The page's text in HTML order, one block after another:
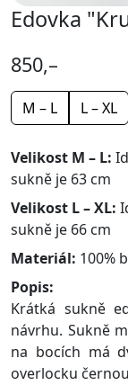
Edovka
850,–
M – L L – XL
Velikost M – L:
sukně je 63 cm
Velikost L – XL:
sukně je 66 cm
Materiál: 100%
Popis:
Krátká sukně
návrhu. Sukně
na bocích má
overlocku